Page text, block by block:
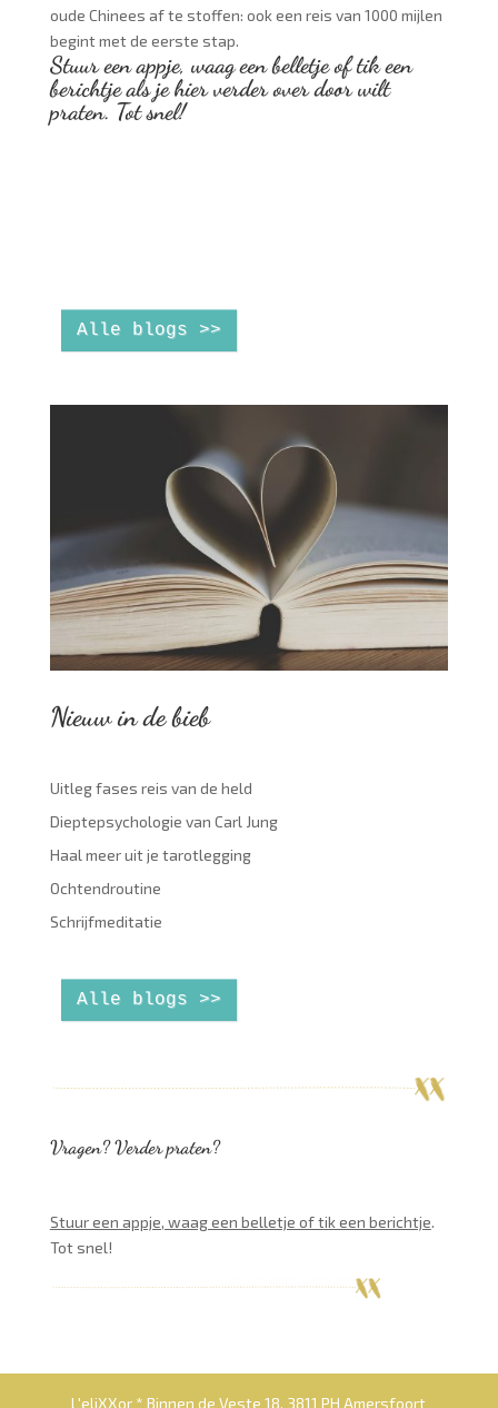
oude Chinees af te stoffen: ook een reis van 1000 mijlen
begint met de eerste stap.
Stuur een appje, waag een belletje of tik een
berichtje als je hier verder over door wilt
praten. Tot snel!
Alle blogs >>
Nieuw in de bieb
Uitleg fases reis van de held
Dieptepsychologie van Carl Jung
Haal meer uit je tarotlegging
Ochtendroutine
Schrijfmeditatie
Alle blogs >>
Vragen? Verder praten?
Stuur een appje, waag een belletje of tik een berichtje.
Tot snel!
L'eliXXor * Binnen de Veste 18, 3811 PH Amersfoort